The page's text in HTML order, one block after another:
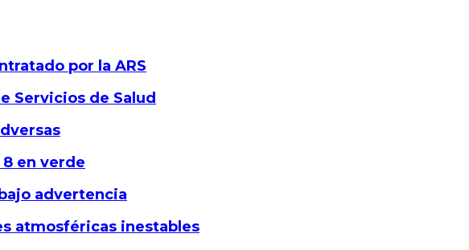
por la ARS
Servicios de Salud
en verde
advertencia
atmosféricas inestables